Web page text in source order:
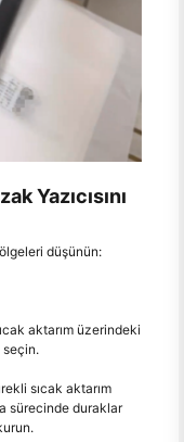
Yazıcısını
düşünün:
aktarım üzerindeki
seçin.
sıcak aktarım
sürecinde duraklar